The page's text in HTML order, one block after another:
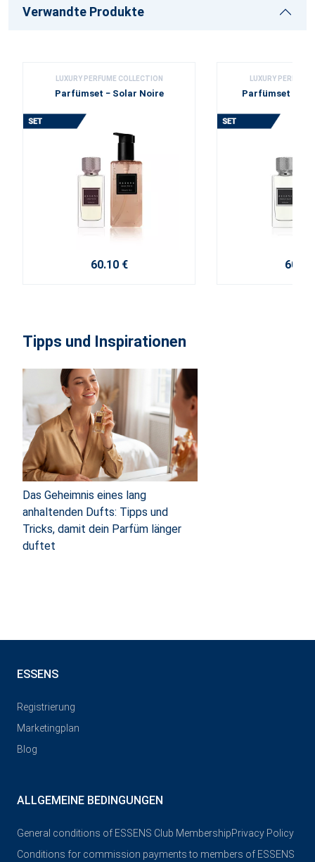
Verwandte Produkte
LUXURY PERFUME COLLECTION
Parfümset − Solar Noire
60.10 €
LUXURY
Parfümset −
60.10
Tipps und Inspirationen
Das Geheimnis eines lang
anhaltenden Dufts: Tipps und
Tricks, damit dein Parfüm länger
duftet
ESSENS
Registrierung
Marketingplan
Blog
ALLGEMEINE BEDINGUNGEN
General conditions of ESSENS Club MembershipPrivacy Policy
Conditions for commission payments to members of ESSENS